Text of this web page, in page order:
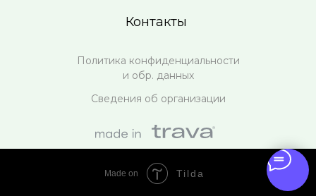
Политика конфиденциальности
и обр. данных
Сведения об организации
Контакты
Made on Tilda